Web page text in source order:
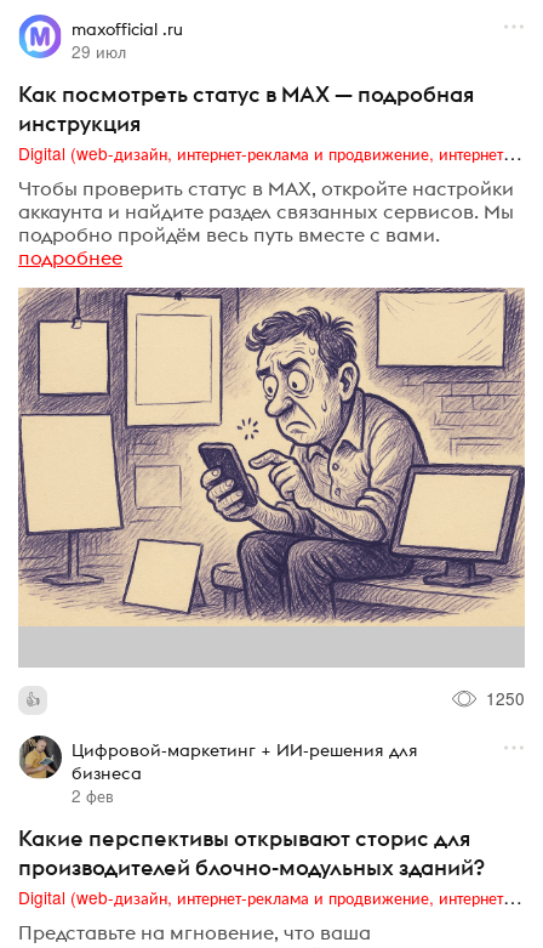
maxofficial .ru
29 июл
Как посмотреть статус в MAX — подробная
инструкция
Digital (web-дизайн, интернет-реклама и продвижение, интернет-сообщества и блоги, интернет-коммуникации, мобильный маркетинг, реклама на цифровых экранах)
Чтобы проверить статус в MAX, откройте настройки
аккаунта и найдите раздел связанных сервисов. Мы
подробно пройдём весь путь вместе с вами.
подробнее
1250
Цифровой-маркетинг + ИИ-решения для
бизнеса
2 фев
Какие перспективы открывают сторис для
производителей блочно-модульных зданий?
Digital (web-дизайн, интернет-реклама и продвижение, интернет-сообщества и блоги, интернет-коммуникации, мобильный маркетинг, реклама на цифровых экранах)
Представьте на мгновение, что ваша